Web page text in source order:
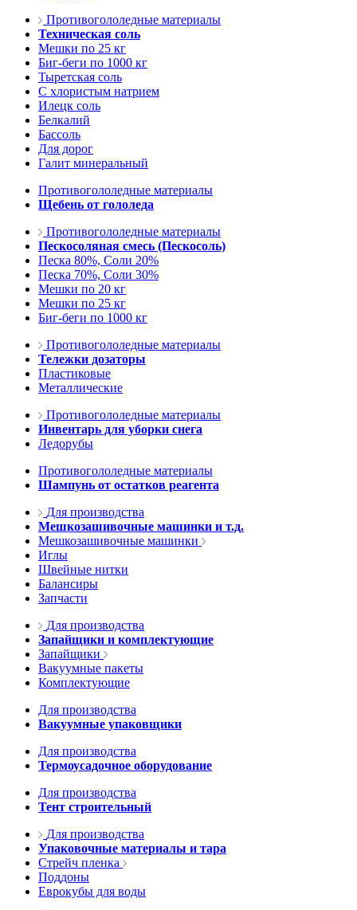
Противогололедные материалы
Техническая соль
Мешки по 25 кг
Биг-беги по 1000 кг
Тыретская соль
С хлористым натрием
Илецк соль
Белкалий
Бассоль
Для дорог
Галит минеральный
Противогололедные материалы
Щебень от гололеда
Противогололедные материалы
Пескосоляная смесь (Пескосоль)
Песка 80%, Соли 20%
Песка 70%, Соли 30%
Мешки по 20 кг
Мешки по 25 кг
Биг-беги по 1000 кг
Противогололедные материалы
Тележки дозаторы
Пластиковые
Металлические
Противогололедные материалы
Инвентарь для уборки снега
Ледорубы
Противогололедные материалы
Шампунь от остатков реагента
Для производства
Мешкозашивочные машинки и т.д.
Мешкозашивочные машинки
Иглы
Швейные нитки
Балансиры
Запчасти
Для производства
Запайщики и комплектующие
Запайщики
Вакуумные пакеты
Комплектующие
Для производства
Вакуумные упаковщики
Для производства
Термоусадочное оборудование
Для производства
Тент строительный
Для производства
Упаковочные материалы и тара
Стрейч пленка
Поддоны
Еврокубы для воды